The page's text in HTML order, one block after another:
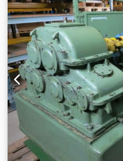
inferior de goma de
300 mm cubierta de rodillo
Requerimientos de
Calandria de gofrado con
Los siguientes rodillos de
máquina: 1 rodillo de
grabado, varios diseños,
revestimiento de goma,
pequeño muelle
control eléctrico está
Por eso PRECIO